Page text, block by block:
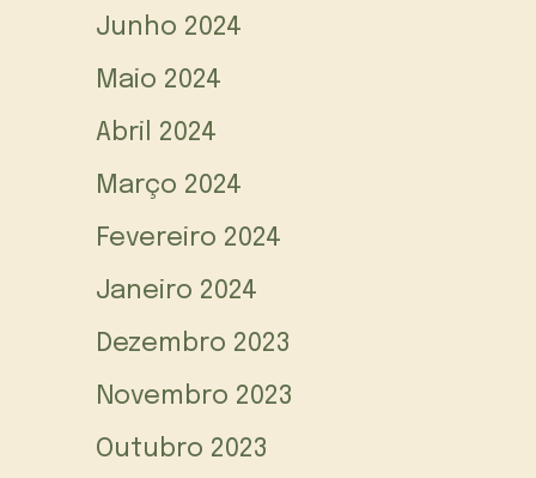
Junho 2024
Maio 2024
Abril 2024
Março 2024
Fevereiro 2024
Janeiro 2024
Dezembro 2023
Novembro 2023
Outubro 2023